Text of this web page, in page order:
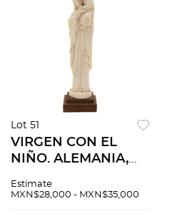
Lot 51
VIRGEN CON EL
NIÑO. ALEMANIA,
marfil con base de
Estimate
MXN$28,000 - MXN$35,000